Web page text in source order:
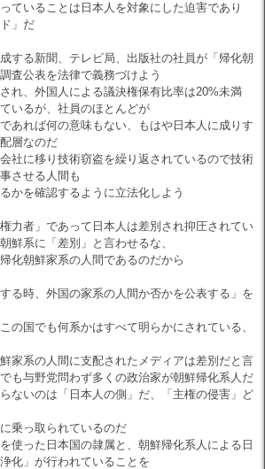
ていることは日本人を対象にした迫害であり
」だ
する新聞、テレビ局、出版社の社員が「帰化朝
査公表を法律で義務づけよう
れ、外国人による議決権保有比率は20%未満
いるが、社員のほとんどが
あれば何の意味もない、もはや日本人に成りす
配層なのだ
社に移り技術窃盗を繰り返されているので技術
させる人間も
かを確認するように立法化しよう
力者」であって日本人は差別され抑圧されてい
鮮系に「差別」と言わせるな、
化朝鮮家系の人間であるのだから
る時、外国の家系の人間か否かを公表する」を
の国でも何系かはすべて明らかにされている、
家系の人間に支配されたメディアは差別だと言
も与野党問わず多くの政治家が朝鮮帰化系人だ
ないのは「日本人の側」だ、「主権の侵害」ど
乗っ取られているのだ
使った日本国の隷属と、朝鮮帰化系人による日
化」が行われていることを